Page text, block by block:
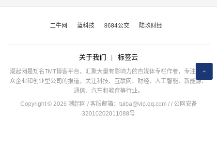
二牛网 蓝科技 8684公交 陆玖财经
关于我们 | 标签云
潮起网是知名TMT博客平台，汇聚大量有影响力的自媒体专栏作者，专注于公
众企业和创业型公司的报道，关注科技、互联网、财经、人工智能、新能源、
通信、汽车和教育等行业。
Copyright © 2026 潮起网 / 客服邮箱： tuiba@vip.qq.com / / 公网安备
32010202011088号